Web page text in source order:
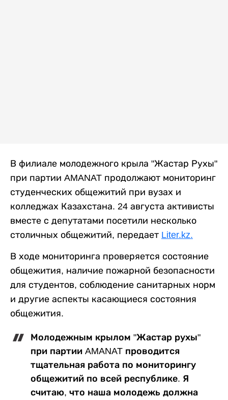
В филиале молодежного крыла "Жастар Рухы"
при партии AMANAT продолжают мониторинг
студенческих общежитий при вузах и
колледжах Казахстана. 24 августа активисты
вместе с депутатами посетили несколько
столичных общежитий, передает Liter.kz.
В ходе мониторинга проверяется состояние
общежития, наличие пожарной безопасности
для студентов, соблюдение санитарных норм
и другие аспекты касающиеся состояния
общежития.
Молодежным крылом "Жастар рухы"
при партии AMANAT проводится
тщательная работа по мониторингу
общежитий по всей республике. Я
считаю, что наша молодежь должна